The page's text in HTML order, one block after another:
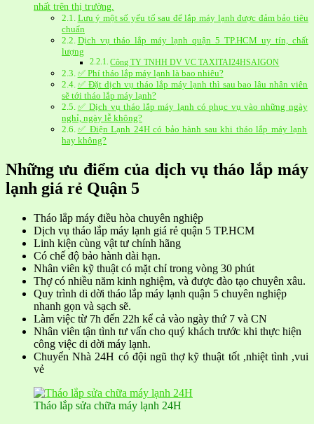
nhất trên thị trường.
Lưu ý một số yếu tố sau để lắp máy lạnh được đảm bảo tiêu
chuẩn
Dịch vụ tháo lắp máy lạnh quận 5 TP.HCM uy tín, chất
lượng
Công TY TNHH DV VC TAXITAI24HSAIGON
✅ Phí tháo lắp máy lạnh là bao nhiêu?
✅ Đặt dịch vụ tháo lắp máy lạnh thì sau bao lâu nhân viên
sẽ tới tháo lắp máy lạnh?
✅ Dịch vụ tháo lắp máy lạnh có phục vụ vào những ngày
nghỉ, ngày lễ không?
✅ Điện Lạnh 24H có bảo hành sau khi tháo lắp máy lạnh
hay không?
Những ưu điểm của dịch vụ tháo lắp máy
lạnh giá rẻ Quận 5
Tháo lắp máy điều hòa chuyên nghiệp
Dịch vụ tháo lắp máy lạnh giá rẻ quận 5 TP.HCM
Linh kiện cùng vật tư chính hãng
Có chế độ bảo hành dài hạn.
Nhân viên kỹ thuật có mặt chỉ trong vòng 30 phút
Thợ có nhiều năm kinh nghiệm, và được đào tạo chuyên xâu.
Quy trình di dời tháo lắp máy lạnh quận 5 chuyên nghiệp
nhanh gọn và sạch sẽ.
Làm việc từ 7h đến 22h kể cả vào ngày thứ 7 và CN
Nhân viên tận tình tư vấn cho quý khách trước khi thực hiện
công việc di dời máy lạnh.
Chuyển Nhà 24H có đội ngũ thợ kỹ thuật tốt ,nhiệt tình ,vui
vẻ
Tháo lắp sửa chữa máy lạnh 24H